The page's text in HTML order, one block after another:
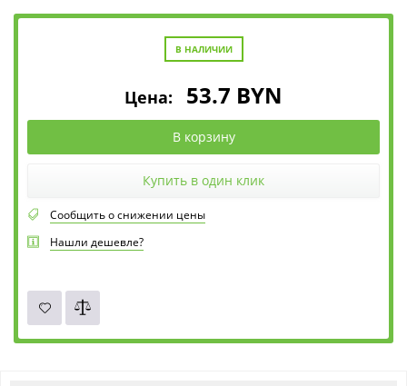
В НАЛИЧИИ
Цена: 53.7 BYN
В корзину
Купить в один клик
Сообщить о снижении цены
Нашли дешевле?